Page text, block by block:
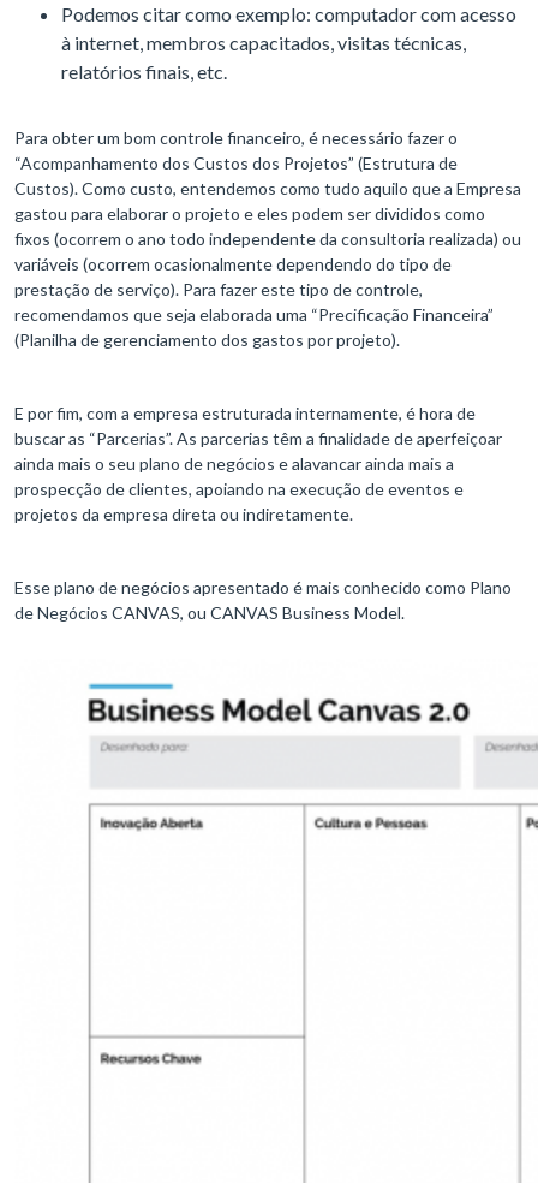
Podemos citar como exemplo: computador com acesso
à internet, membros capacitados, visitas técnicas,
relatórios finais, etc.
Para obter um bom controle financeiro, é necessário fazer o
“Acompanhamento dos Custos dos Projetos” (Estrutura de
Custos). Como custo, entendemos como tudo aquilo que a Empresa
gastou para elaborar o projeto e eles podem ser divididos como
fixos (ocorrem o ano todo independente da consultoria realizada) ou
variáveis (ocorrem ocasionalmente dependendo do tipo de
prestação de serviço). Para fazer este tipo de controle,
recomendamos que seja elaborada uma “Precificação Financeira”
(Planilha de gerenciamento dos gastos por projeto).
E por fim, com a empresa estruturada internamente, é hora de
buscar as “Parcerias”. As parcerias têm a finalidade de aperfeiçoar
ainda mais o seu plano de negócios e alavancar ainda mais a
prospecção de clientes, apoiando na execução de eventos e
projetos da empresa direta ou indiretamente.
Esse plano de negócios apresentado é mais conhecido como Plano
de Negócios CANVAS, ou CANVAS Business Model.